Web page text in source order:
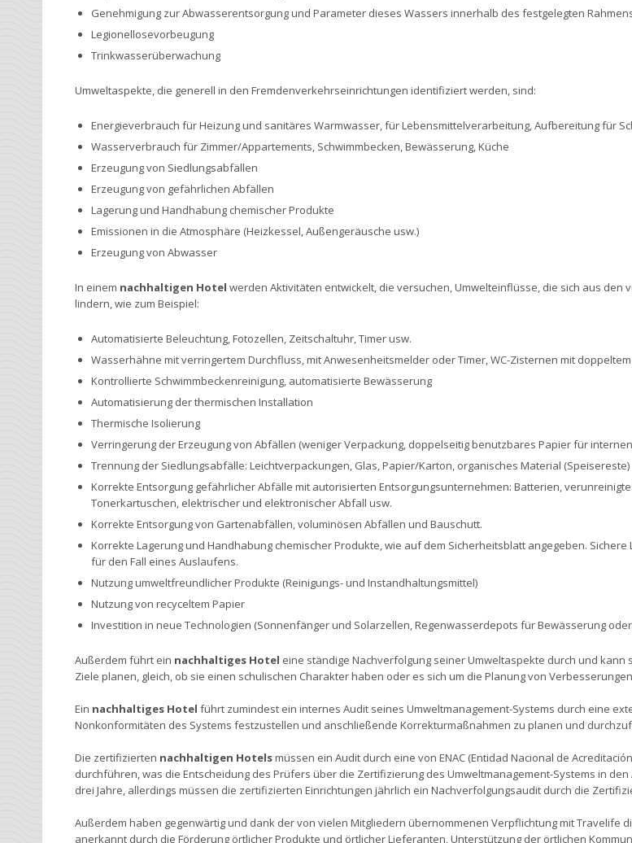
Genehmigung zur Abwasserentsorgung und Parameter dieses Wassers innerhalb des festgelegten
Legionellosevorbeugung
Trinkwasserüberwachung
Umweltaspekte, die generell in den Fremdenverkehrseinrichtungen identifiziert werden, sind:
Energieverbrauch für Heizung und sanitäres Warmwasser, für Lebensmittelverarbeitung, Aufbereitung für
Wasserverbrauch für Zimmer/Appartements, Schwimmbecken, Bewässerung, Küche
Erzeugung von Siedlungsabfällen
Erzeugung von gefährlichen Abfällen
Lagerung und Handhabung chemischer Produkte
Emissionen in die Atmosphäre (Heizkessel, Außengeräusche usw.)
Erzeugung von Abwasser
In einem nachhaltigen Hotel werden Aktivitäten entwickelt, die versuchen, Umwelteinflüsse, die sich aus
lindern, wie zum Beispiel:
Automatisierte Beleuchtung, Fotozellen, Zeitschaltuhr, Timer usw.
Wasserhähne mit verringertem Durchfluss, mit Anwesenheitsmelder oder Timer, WC-Zisternen mit
Kontrollierte Schwimmbeckenreinigung, automatisierte Bewässerung
Automatisierung der thermischen Installation
Thermische Isolierung
Verringerung der Erzeugung von Abfällen (weniger Verpackung, doppelseitig benutzbares Papier für
Trennung der Siedlungsabfälle: Leichtverpackungen, Glas, Papier/Karton, organisches Material (Speisereste)
Korrekte Entsorgung gefährlicher Abfälle mit autorisierten Entsorgungsunternehmen: Batterien,
Tonerkartuschen, elektrischer und elektronischer Abfall usw.
Korrekte Entsorgung von Gartenabfällen, voluminösen Abfällen und Bauschutt.
Korrekte Lagerung und Handhabung chemischer Produkte, wie auf dem Sicherheitsblatt angegeben.
für den Fall eines Auslaufens.
Nutzung umweltfreundlicher Produkte (Reinigungs- und Instandhaltungsmittel)
Nutzung von recyceltem Papier
Investition in neue Technologien (Sonnenfänger und Solarzellen, Regenwasserdepots für Bewässerung
Außerdem führt ein nachhaltiges Hotel eine ständige Nachverfolgung seiner Umweltaspekte durch und
Ziele planen, gleich, ob sie einen schulischen Charakter haben oder es sich um die Planung von
Ein nachhaltiges Hotel führt zumindest ein internes Audit seines Umweltmanagement-Systems durch eine
Nonkonformitäten des Systems festzustellen und anschließende Korrekturmaßnahmen zu planen und
Die zertifizierten nachhaltigen Hotelsmüssen ein Audit durch eine von ENAC (Entidad Nacional de
durchführen, was die Entscheidung des Prüfers über die Zertifizierung des Umweltmanagement-Systems in
drei Jahre, allerdings müssen die zertifizierten Einrichtungen jährlich ein Nachverfolgungsaudit durch die
Außerdem haben gegenwärtig und dank der von vielen Mitgliedern übernommenen Verpflichtung mit Travelife
anerkannt durch die Förderung örtlicher Produkte und örtlicher Lieferanten, Unterstützung der örtlichen